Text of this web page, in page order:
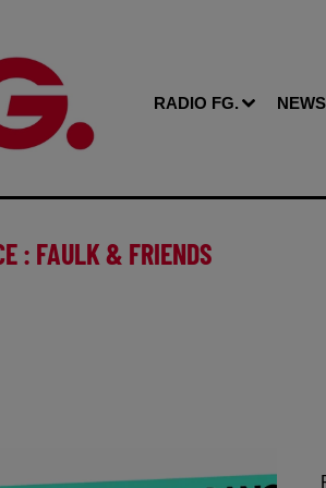
RADIO FG. NEWS
: FAULK & FRIENDS